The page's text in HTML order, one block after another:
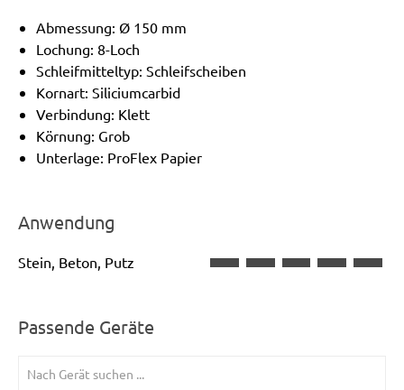
Abmessung: Ø 150 mm
Lochung: 8-Loch
Schleifmitteltyp: Schleifscheiben
Kornart: Siliciumcarbid
Verbindung: Klett
Körnung: Grob
Unterlage: ProFlex Papier
Anwendung
Stein, Beton, Putz
Passende Geräte